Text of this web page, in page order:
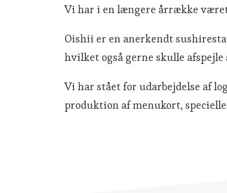
Vi har i en længere årrække
Oishii er en anerkendt
hvilket også gerne skulle
Vi har stået for udarbejdelse af
produktion af menukort,